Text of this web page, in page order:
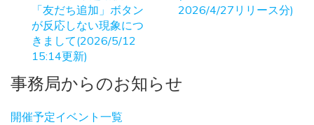
「友だち追加」ボタン
が反応しない現象につ
きまして(2026/5/12
15:14更新)
2026/4/27リリース分)
事務局からのお知らせ
開催予定イベント一覧